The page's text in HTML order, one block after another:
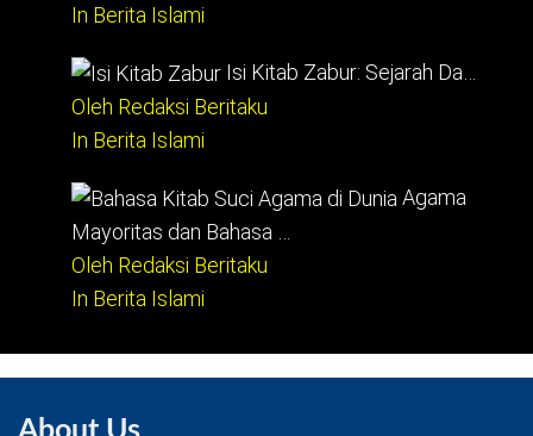
In Berita Islami
Isi Kitab Zabur: Sejarah Da…
Oleh Redaksi Beritaku
In Berita Islami
Agama
Mayoritas dan Bahasa …
Oleh Redaksi Beritaku
In Berita Islami
About Us